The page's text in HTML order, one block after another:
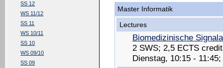
SS 12
WS 11/12
SS 11
WS 10/11
SS 10
WS 09/10
SS 09
Master Informatik
Lectures
Biomedizinische
2 SWS; 2,5 ECTS
Dienstag, 10:15 -